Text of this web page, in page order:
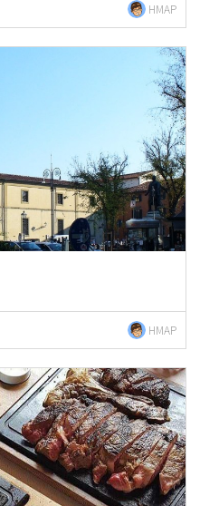
HMAP
HMAP